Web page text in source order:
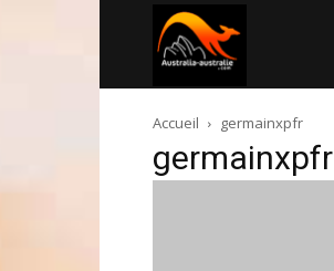
australie.com
Accueil germainxpfr
germainxpfr